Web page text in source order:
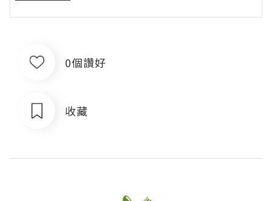
0個讚好
收藏